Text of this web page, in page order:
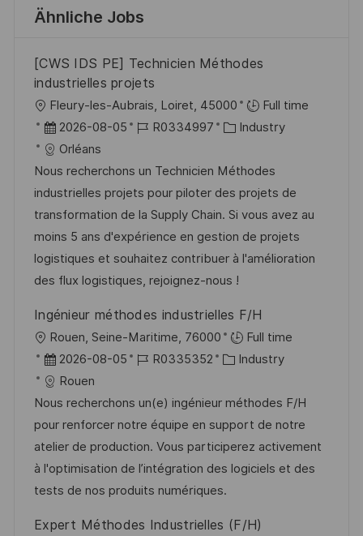
Ähnliche Jobs
[CWS IDS PE] Technicien Méthodes
industrielles projets
O
r
t
Fleury-les-Aubrais, Loiret, 45000
Full time
D
a
t
u
m
d
e
r
e
r
ö
f
f
e
n
t
l
i
2026-08-05
J
b
-
I
D
R0334997
K
t
e
g
o
r
i
Industry
Orléans
Nous recherchons un Technicien Méthodes
industrielles projets pour piloter des projets de
transformation de la Supply Chain. Si vous avez au
moins 5 ans d'expérience en gestion de projets
logistiques et souhaitez contribuer à l'amélioration
des flux logistiques, rejoignez-nous !
Ingénieur méthodes industrielles F/H
O
r
t
Rouen, Seine-Maritime, 76000
Full time
D
a
t
u
m
d
e
2026-08-05
J
b
-
I
D
R0335352
K
t
e
g
o
r
Industry
Rouen
Nous recherchons un(e) ingénieur méthodes F/H
pour renforcer notre équipe en support de notre
atelier de production. Vous participerez activement
à l'optimisation de l’intégration des logiciels et des
tests de nos produits numériques.
Expert Méthodes Industrielles (F/H)